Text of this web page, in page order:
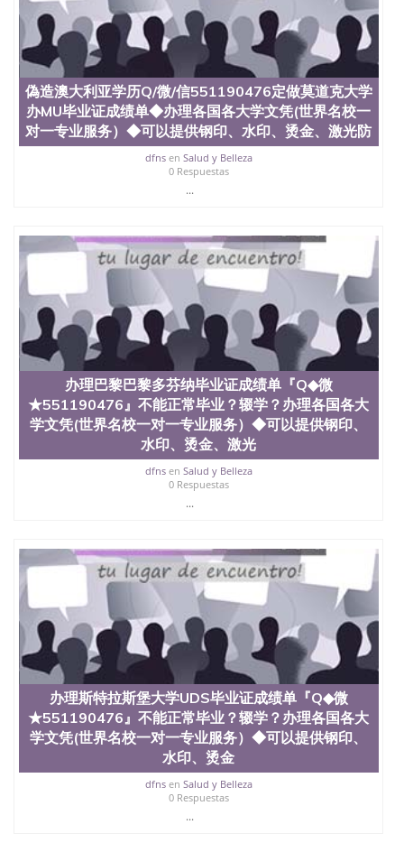
信息，给出操作方案； 2、补充毕业证成绩单等相关
材料； 3、留服注册申请账号，付定金； 4、预约递
交时间，公司人员陪同客户本人一起去留服递交材
料； 5、等待结果，完成结果书留服直接邮寄给客户
6、客户确认收到结果，付余款。 我们对海外大学及
学院的毕业证成绩单所使用的材料，尺寸大小，防伪
结构（包括：水印，阴影底纹，钢印LOGO烫金烫
银，LOGO烫金烫银复合重叠。 文字图案浮雕，激光
镭射，紫外荧光，温感，复印防伪）都有原版本文凭
对照。质量得到了广大海外客户群体的认可，同时和
海外学校留学中介， 同时能做到与时俱进，及时掌握
各大院校的（毕业证，成绩单，资格证，学生卡，结
寸大小，纸张材质，防伪技术等等，并在时间收集到
原版实物，以求达到客户的需求。 我们的优势： 我
们在保证合理定价的同时，坚持较高性价比，通过品
质和效率不断优化，为您倾情诠释什么是高性价比。
咨询顾问：Sam q/微信:551190476 Q/微
信:551190476办理毕业证成绩单、教育部认证,录取通
知书，雅思，留学回国证明.
公司专业制作、办理、仿制、成绩单文凭、改成绩、
教育部学历学位认证、毕业证、成绩单、文凭、学历
文凭、假文凭假毕业证假学历书制作、假制作、办
理、仿制学位证书、毕业证文凭、文凭毕业证、毕业
证认证、留服认证、使馆认证、使馆证明、使馆留学
回国人员证明、留学生认证、学历认证、文凭认证学
位认证、留学生学历认证、留学生学位认证、英国文
凭学历、美国文凭学历、澳洲文凭学历、加拿大文凭
University）圣何塞州立大学毕业证（San Jose State
University）圣何塞州立大学毕业证（San Jose State
University）圣何塞州立大学成绩单（San Jose State
University）圣何塞州立大学成绩单（ San Jose State
University）圣何塞州立大学成绩单（San Jose State
University）成绩单圣何塞州立大学文凭（San Jose
State University）圣何塞州立大学（San Jose State
University）圣何塞州立大学（San Jose State
University）圣何塞州立大学（ San Jose State
University）圣何塞州立大学（San Jose State
University）圣何塞州立大学文凭（San Jose State
University）圣何塞州立大学文凭（San Jose State
University）文凭圣何塞州立大学文凭（San Jose
State University）圣何塞州立大学学历（ San Jose
State University）圣何塞州立大学学历（San Jose
偽造澳大利亚学历Q/微/信551190476定做莫道克大学
办MU毕业证成绩单◆办理各国各大学文凭(世界名校一
对一专业服务）◆可以提供钢印、水印、烫金、激光防
dfnsen Salud y Belleza
0 Respuestas
...
办理巴黎巴黎多芬纳毕业证成绩单『Q◆微
★551190476』不能正常毕业？辍学？办理各国各大
学文凭(世界名校一对一专业服务）◆可以提供钢印、
水印、烫金、激光
dfnsen Salud y Belleza
0 Respuestas
...
办理斯特拉斯堡大学UDS毕业证成绩单『Q◆微
★551190476』不能正常毕业？辍学？办理各国各大
学文凭(世界名校一对一专业服务）◆可以提供钢印、
水印、烫金
dfnsen Salud y Belleza
0 Respuestas
...